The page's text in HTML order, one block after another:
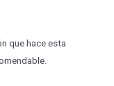
que hace esta